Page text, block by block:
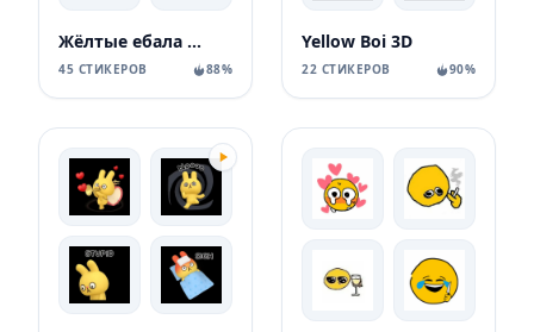
Жёлтые ебала пнг
45 СТИКЕРОВ 88%
Yellow Boi 3D
22 СТИКЕРОВ 90%